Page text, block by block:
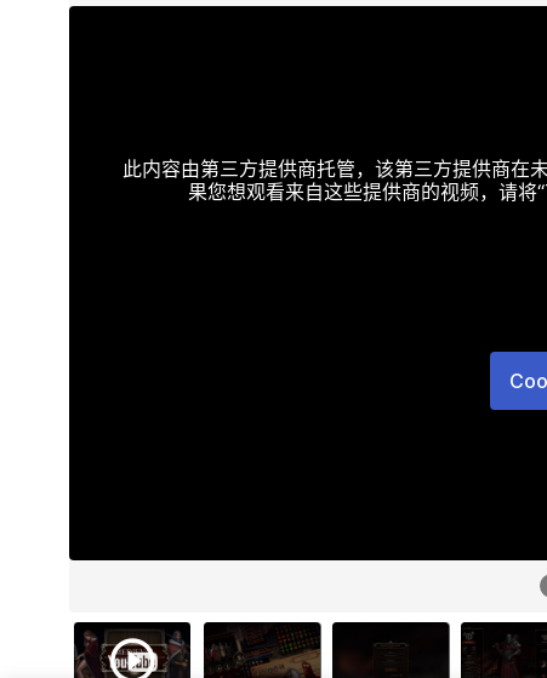
此内容由第三方提供商托管，该第三方提供商在
果您想观看来自这些提供商的视频，请将